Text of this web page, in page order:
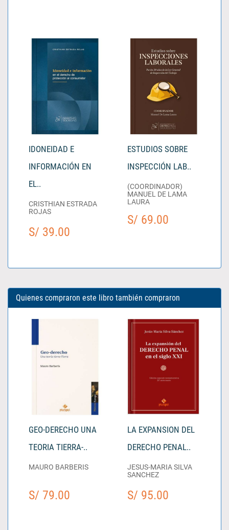
IDONEIDAD E
INFORMACIÓN EN
EL..
CRISTHIAN ESTRADA
ROJAS
S/ 39.00
ESTUDIOS SOBRE
INSPECCIÓN LAB..
(COORDINADOR)
MANUEL DE LAMA
LAURA
S/ 69.00
Quienes compraron este libro también compraron
GEO-DERECHO UNA
TEORIA TIERRA-..
MAURO BARBERIS
S/ 79.00
LA EXPANSION DEL
DERECHO PENAL..
JESUS-MARIA SILVA
SANCHEZ
S/ 95.00